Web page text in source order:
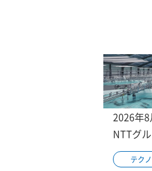
2026年8
NTTグ
テク